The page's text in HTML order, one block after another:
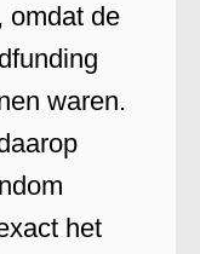
omdat de
waren.
het